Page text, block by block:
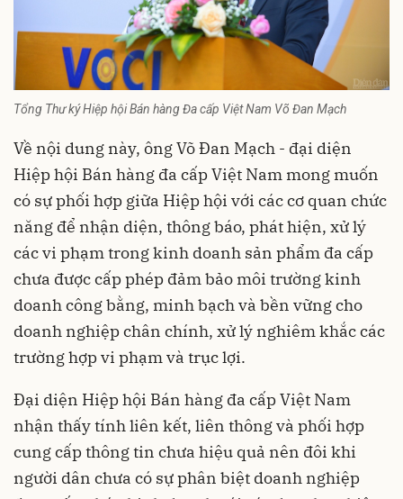
Tổng Thư ký Hiệp hội Bán hàng Đa cấp Việt Nam Võ Đan Mạch
Về nội dung này, ông Võ Đan Mạch - đại diện
Hiệp hội Bán hàng đa cấp Việt Nam mong muốn
có sự phối hợp giữa Hiệp hội với các cơ quan chức
năng để nhận diện, thông báo, phát hiện, xử lý
các vi phạm trong kinh doanh sản phẩm đa cấp
chưa được cấp phép đảm bảo môi trường kinh
doanh công bằng, minh bạch và bền vững cho
doanh nghiệp chân chính, xử lý nghiêm khắc các
trường hợp vi phạm và trục lợi.
Đại diện Hiệp hội Bán hàng đa cấp Việt Nam
nhận thấy tính liên kết, liên thông và phối hợp
cung cấp thông tin chưa hiệu quả nên đôi khi
người dân chưa có sự phân biệt doanh nghiệp